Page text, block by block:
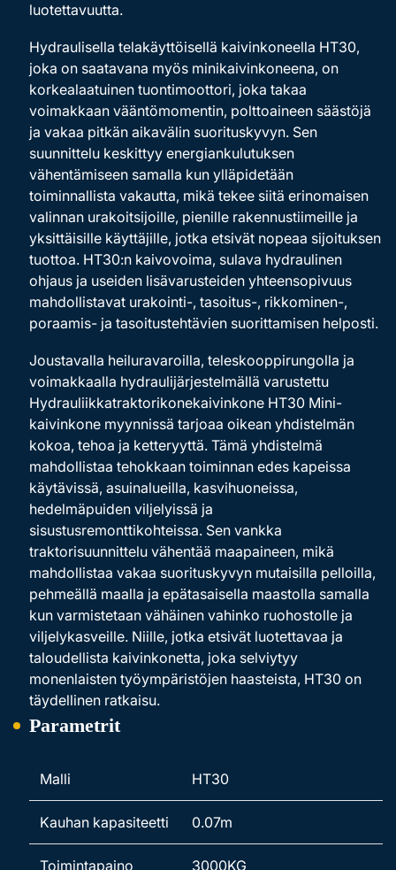
luotettavuutta.
Hydraulisella telakäyttöisellä kaivinkoneella HT30,
joka on saatavana myös minikaivinkoneena, on
korkealaatuinen tuontimoottori, joka takaa
voimakkaan vääntömomentin, polttoaineen säästöjä
ja vakaa pitkän aikavälin suorituskyvyn. Sen
suunnittelu keskittyy energiankulutuksen
vähentämiseen samalla kun ylläpidetään
toiminnallista vakautta, mikä tekee siitä erinomaisen
valinnan urakoitsijoille, pienille rakennustiimeille ja
yksittäisille käyttäjille, jotka etsivät nopeaa sijoituksen
tuottoa. HT30:n kaivovoima, sulava hydraulinen
ohjaus ja useiden lisävarusteiden yhteensopivuus
mahdollistavat urakointi-, tasoitus-, rikkominen-,
poraamis- ja tasoitustehtävien suorittamisen helposti.
Joustavalla heiluravaroilla, teleskooppirungolla ja
voimakkaalla hydraulijärjestelmällä varustettu
Hydrauliikkatraktorikonekaivinkone HT30 Mini-
kaivinkone myynnissä tarjoaa oikean yhdistelmän
kokoa, tehoa ja ketteryyttä. Tämä yhdistelmä
mahdollistaa tehokkaan toiminnan edes kapeissa
käytävissä, asuinalueilla, kasvihuoneissa,
hedelmäpuiden viljelyissä ja
sisustusremonttikohteissa. Sen vankka
traktorisuunnittelu vähentää maapaineen, mikä
mahdollistaa vakaa suorituskyvyn mutaisilla pelloilla,
pehmeällä maalla ja epätasaisella maastolla samalla
kun varmistetaan vähäinen vahinko ruohostolle ja
viljelykasveille. Niille, jotka etsivät luotettavaa ja
taloudellista kaivinkonetta, joka selviytyy
monenlaisten työympäristöjen haasteista, HT30 on
täydellinen ratkaisu.
Parametrit
Malli HT30
Kauhan kapasiteetti 0.07m
Toimintapaino 3000KG